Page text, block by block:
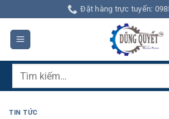
qua
dung
Đặt hàng trực tuyến:
Tìm
TIN TỨC